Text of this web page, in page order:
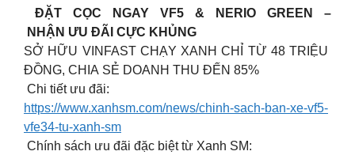
ĐẶT CỌC NGAY VF5 & NERIO GREEN –
NHẬN ƯU ĐÃI CỰC KHỦNG
SỞ HỮU VINFAST CHẠY XANH CHỈ TỪ 48 TRIỆU
ĐỒNG, CHIA SẺ DOANH THU ĐẾN 85%
Chi tiết ưu đãi:
https://www.xanhsm.com/news/chinh-sach-ban-xe-vf5-
vfe34-tu-xanh-sm
Chính sách ưu đãi đặc biệt từ Xanh SM: